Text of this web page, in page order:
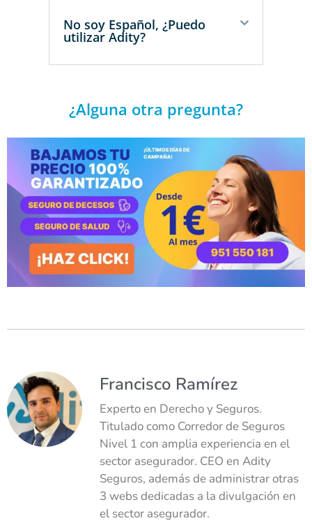
No soy Español, ¿Puedo
utilizar Adity?
¿Alguna otra pregunta?
Francisco Ramírez
Experto en Derecho y Seguros.
Titulado como Corredor de Seguros
Nivel 1 con amplia experiencia en el
sector asegurador. CEO en Adity
Seguros, además de administrar otras
3 webs dedicadas a la divulgación en
el sector asegurador.